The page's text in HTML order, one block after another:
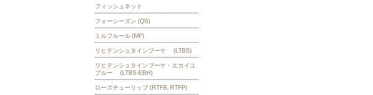
フィッシュネット
フォーシーズン (QS)
ミルフルール (MF)
リヒテンシュタインブーケ (LTBS)
リヒテンシュタインブーケ・エカイユ
ブルー (LTBS-EBH)
ローズチューリップ (RTFB, RTFP)